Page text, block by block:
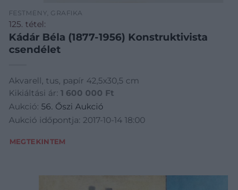
FESTMÉNY, GRAFIKA
125. tétel:
Kádár Béla (1877-1956) Konstruktivista
csendélet
Akvarell, tus, papír 42,5x30,5 cm
Kikiáltási ár: 1 600 000 Ft
Aukció: 56. Őszi Aukció
Aukció időpontja: 2017-10-14 18:00
MEGTEKINTEM